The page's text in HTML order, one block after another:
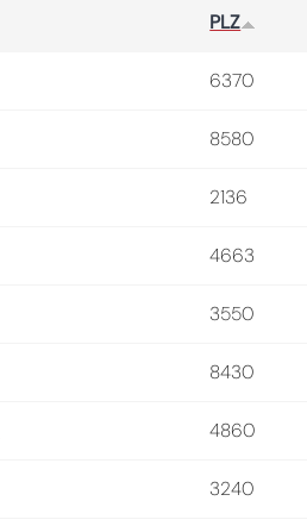
PLZ
6370
8580
2136
4663
3550
8430
4860
3240